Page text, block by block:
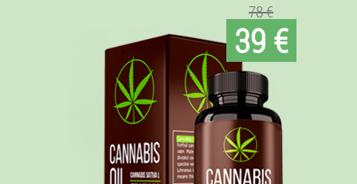
78 €
39 €